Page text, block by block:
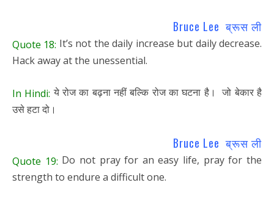
Bruce Lee ब्रूस ली
Quote 18: It’s not the daily increase but daily decrease.
Hack away at the unessential.
In Hindi: ये रोज का बढ़ना नहीं बल्कि रोज का घटना है। जो बेकार है
उसे हटा दो।
Bruce Lee ब्रूस ली
Quote 19: Do not pray for an easy life, pray for the
strength to endure a difficult one.